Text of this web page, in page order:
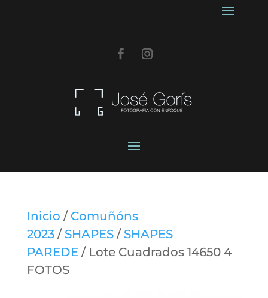
Inicio / Comuñóns
2023/ SHAPES/ SHAPES
PAREDE/ Lote Cuadrados 14650 4
FOTOS